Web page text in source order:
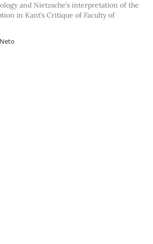
and Nietzsche’s interpretation of the
in Kant’s Critique of Faculty of